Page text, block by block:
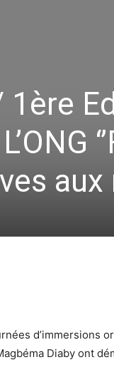
1ère
aux
d’immersions
Diaby ont